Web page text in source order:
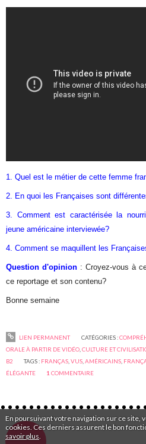
En poursuivant votre navigation sur ce site,
cookies. Ces derniers assurent le bon
savoir plus
1. Quel est le métier de cette femme
2. En quoi les Françaises sont
3. Comment est caractérisée la
jeune américaine interviewée?
4. Comment se maquillent les
Question d'opinion : Croyez-vous à
ce reportage et son contenu?
Bonne semaine
LIEN PERMANENT CATÉGORIES :
ORALE À PARTIR DE VIDÉO ,CULTURE ET
B2
TAGS : FRANÇAS ,VUS ,AMÉRICAINS
ÉLÉGANTE
1 COMMENTAIRE
2013